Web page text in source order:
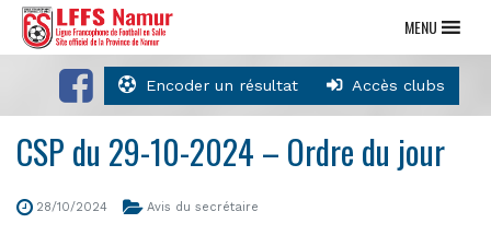
Encoder un résultat Accès clubs
MENU
CSP du 29-10-2024 – Ordre du jour
28/10/2024 Avis du secrétaire